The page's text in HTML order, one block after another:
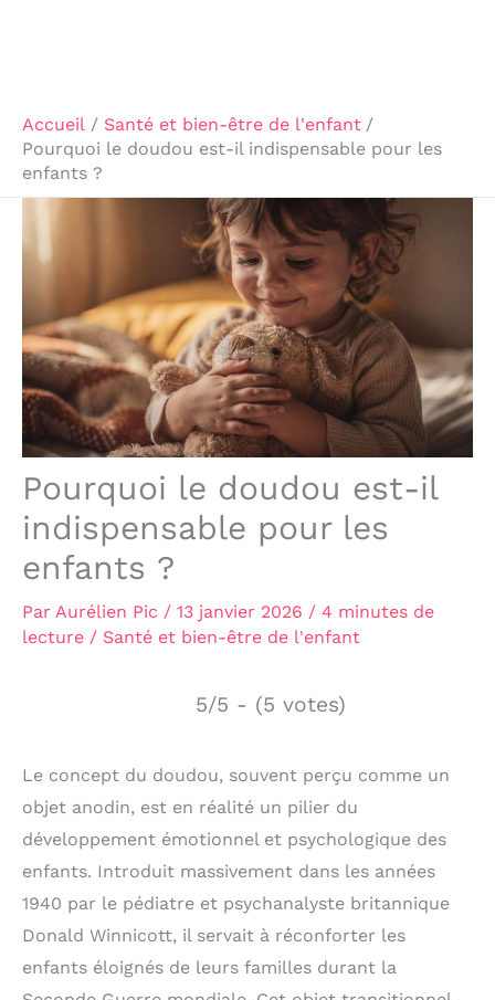
Accueil
Santé et bien-être de l'enfant
Pourquoi le doudou est-il indispensable pour les
enfants ?
Pourquoi le doudou est-il
indispensable pour les
enfants ?
Par Aurélien Pic / 13 janvier 2026 / 4 minutes de
lecture / Santé et bien-être de l'enfant
5/5 - (5 votes)
Le concept du doudou, souvent perçu comme un
objet anodin, est en réalité un pilier du
développement émotionnel et psychologique des
enfants. Introduit massivement dans les années
1940 par le pédiatre et psychanalyste britannique
Donald Winnicott, il servait à réconforter les
enfants éloignés de leurs familles durant la